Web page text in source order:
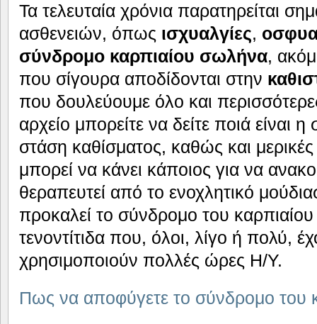
Τα τελευταία χρόνια παρατηρείται
ασθενειών, όπως ισχυαλγίες,
σύνδρομο καρπιαίου σωλήνα,
που σίγουρα αποδίδονται στην
που δουλεύουμε όλο και
αρχείο μπορείτε να δείτε ποιά είναι
στάση καθίσματος, καθώς και
μπορεί να κάνει κάποιος για να
θεραπευτεί από το ενοχλητικό
προκαλεί το σύνδρομο του
τενοντίτιδα που, όλοι, λίγο ή πολύ,
χρησιμοποιούν πολλές ώρες Η/Υ.
Πως να αποφύγετε το σύνδρομο του